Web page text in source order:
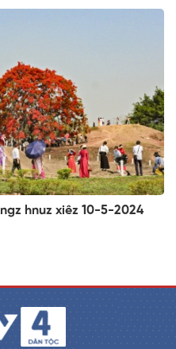
hnuz xiêz 10-5-2024